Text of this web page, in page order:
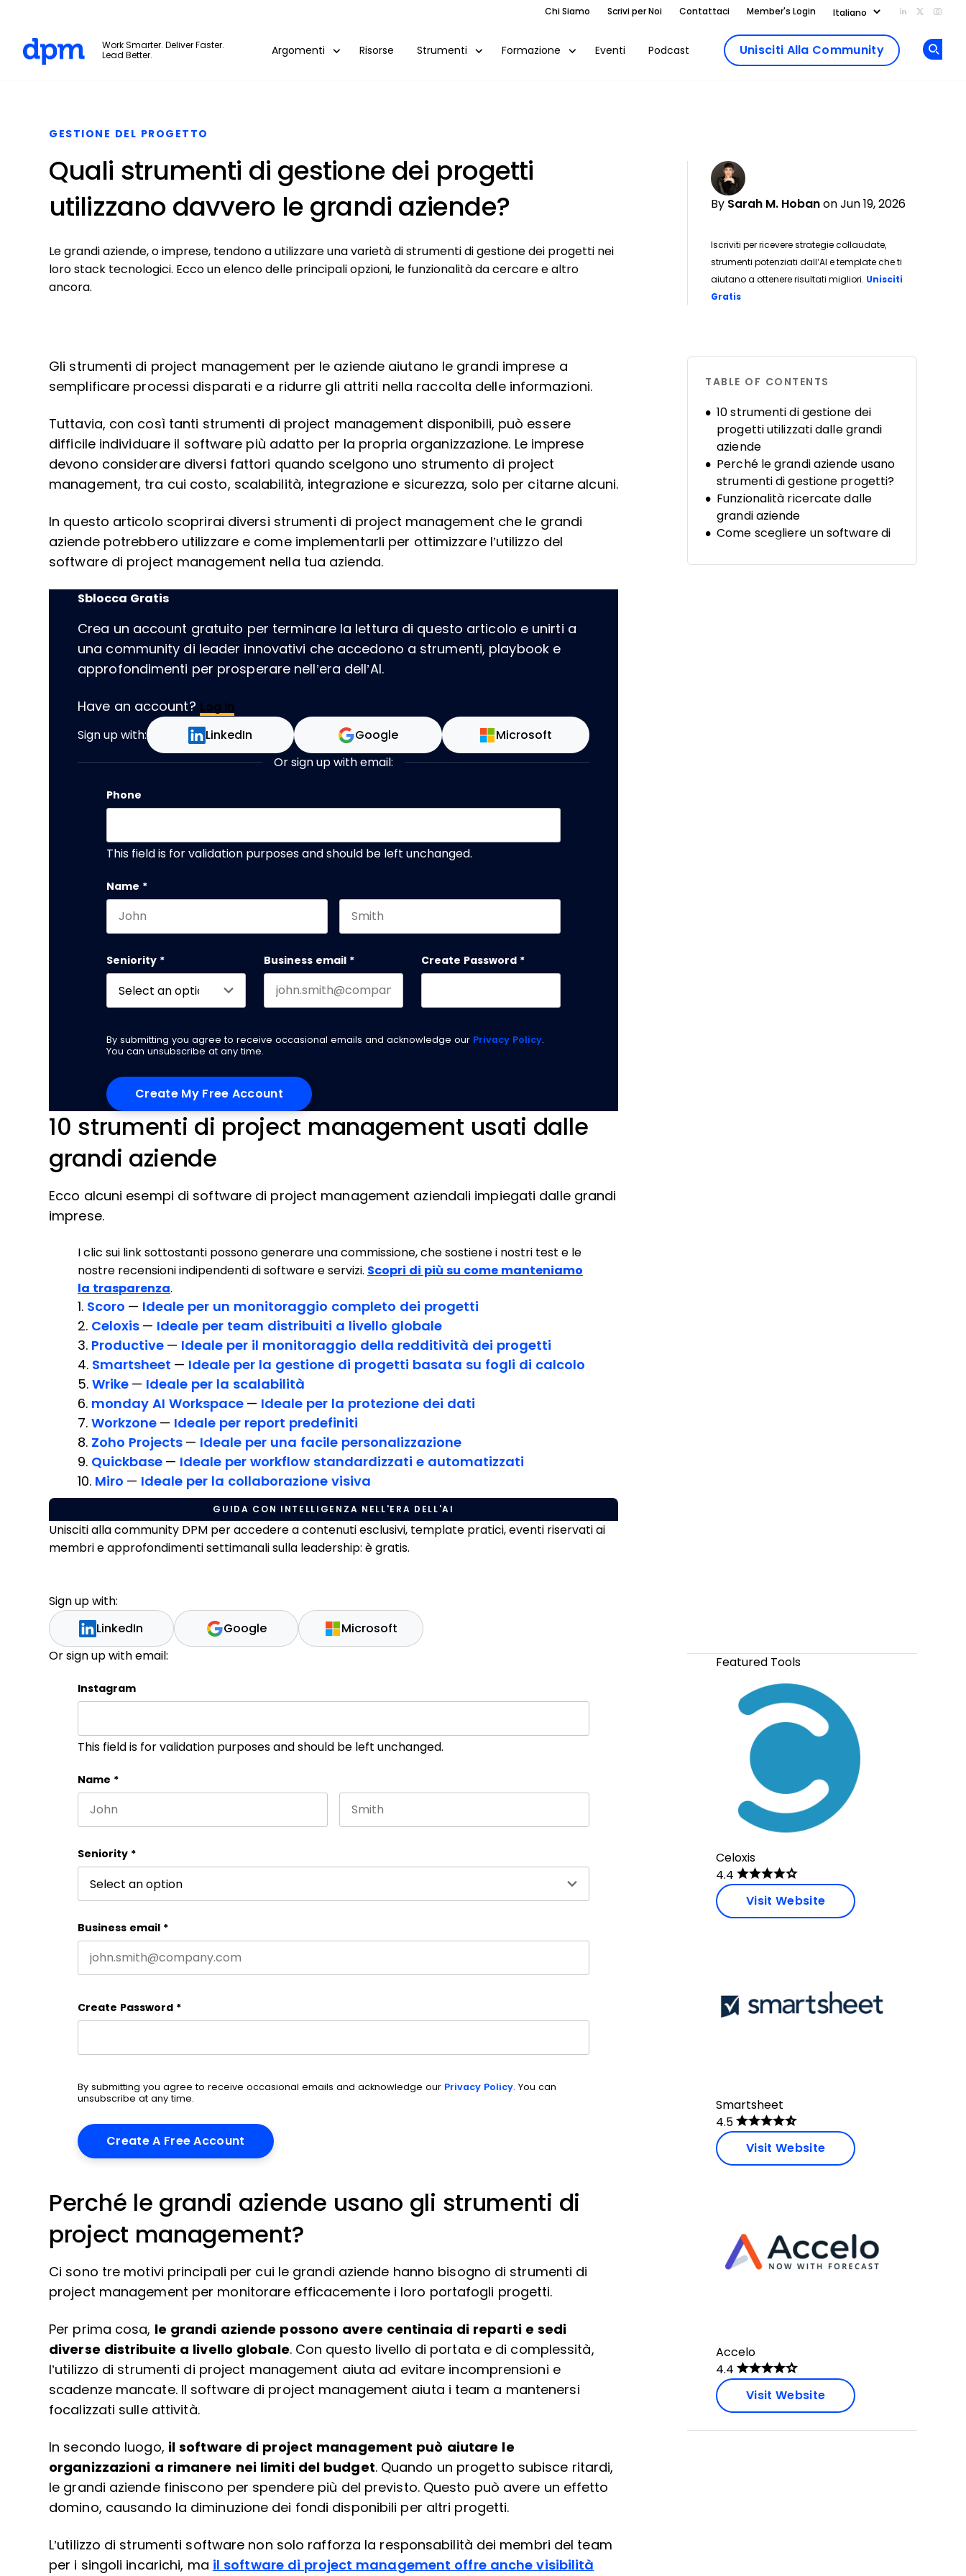
Chi Siamo Scrivi per Noi Contattaci Member's Login Add us on
Follow
Work Smarter. Deliver Faster.
Lead Better.
Argomenti Risorse Strumenti Formazione Eventi Podcast Unisciti Alla Community
GESTIONE DEL PROGETTO
Quali strumenti di gestione dei progetti
utilizzano davvero le grandi aziende?
By Sarah M. Hoban on Jun 19, 2026
Iscriviti per ricevere strategie collaudate,
strumenti potenziati dall’AI e template che ti
aiutano a ottenere risultati migliori. Unisciti
GratisOpens new window
Le grandi aziende, o imprese, tendono a utilizzare una varietà di strumenti di gestione dei progetti nei
loro stack tecnologici. Ecco un elenco delle principali opzioni, le funzionalità da cercare e altro
ancora.
Gli strumenti di project management per le aziende aiutano le grandi imprese a
semplificare processi disparati e a ridurre gli attriti nella raccolta delle informazioni.
Tuttavia, con così tanti strumenti di project management disponibili, può essere
difficile individuare il software più adatto per la propria organizzazione. Le imprese
devono considerare diversi fattori quando scelgono uno strumento di project
management, tra cui costo, scalabilità, integrazione e sicurezza, solo per citarne alcuni.
In questo articolo scoprirai diversi strumenti di project management che le grandi
aziende potrebbero utilizzare e come implementarli per ottimizzare l’utilizzo del
software di project management nella tua azienda.
Sblocca Gratis
Crea un account gratuito per terminare la lettura di questo articolo e unirti a
una community di leader innovativi che accedono a strumenti, playbook e
approfondimenti per prosperare nell’era dell’AI.
Have an account? Log In
Sign up with: LinkedIn Google Microsoft
Or sign up with email:
Phone
This field is for validation purposes and should be left unchanged.
Name *
Seniority * Business email * Create Password *
By submitting you agree to receive occasional emails and acknowledge our Privacy Policy.
You can unsubscribe at any time.
10 strumenti di project management usati dalle
grandi aziende
Ecco alcuni esempi di software di project management aziendali impiegati dalle grandi
imprese.
I clic sui link sottostanti possono generare una commissione, che sostiene i nostri test e le
nostre recensioni indipendenti di software e servizi. Scopri di più su come manteniamo
la trasparenza.
1. Scoro — Ideale per un monitoraggio completo dei progetti
2. Celoxis — Ideale per team distribuiti a livello globale
3. Productive — Ideale per il monitoraggio della redditività dei progetti
4. Smartsheet — Ideale per la gestione di progetti basata su fogli di calcolo
5. Wrike — Ideale per la scalabilità
6. monday AI Workspace — Ideale per la protezione dei dati
7. Workzone — Ideale per report predefiniti
8. Zoho Projects — Ideale per una facile personalizzazione
9. Quickbase — Ideale per workflow standardizzati e automatizzati
10. Miro — Ideale per la collaborazione visiva
GUIDA CON INTELLIGENZA NELL'ERA DELL'AI
Unisciti alla community DPM per accedere a contenuti esclusivi, template pratici, eventi riservati ai
membri e approfondimenti settimanali sulla leadership: è gratis.
Sign up with:
LinkedIn Google Microsoft
Or sign up with email:
Instagram
This field is for validation purposes and should be left unchanged.
Name *
Seniority *
Business email *
Create Password *
By submitting you agree to receive occasional emails and acknowledge our Privacy Policy. You can
unsubscribe at any time.
Perché le grandi aziende usano gli strumenti di
project management?
Ci sono tre motivi principali per cui le grandi aziende hanno bisogno di strumenti di
project management per monitorare efficacemente i loro portafogli progetti.
Per prima cosa,
le grandi aziende possono avere centinaia di reparti e sedi
diverse distribuite a livello globale. Con questo livello di portata e di complessità,
l’utilizzo di strumenti di project management aiuta ad evitare incomprensioni e
scadenze mancate. Il software di project management aiuta i team a mantenersi
focalizzati sulle attività.
In secondo luogo, il software di project management può aiutare le
organizzazioni a rimanere nei limiti del budget. Quando un progetto subisce ritardi,
le grandi aziende finiscono per spendere più del previsto. Questo può avere un effetto
domino, causando la diminuzione dei fondi disponibili per altri progetti.
L’utilizzo di strumenti software non solo rafforza la responsabilità dei membri del team
per i singoli incarichi, ma il software di project management offre anche visibilità
TABLE OF CONTENTS
10 strumenti di gestione dei
progetti utilizzati dalle grandi
aziende
Perché le grandi aziende usano
strumenti di gestione progetti?
Funzionalità ricercate dalle
grandi aziende
Come scegliere un software di
Featured Tools
Celoxis
4.4
Visit Website
Smartsheet
4.5
Visit Website
Accelo
4.4
Visit Website